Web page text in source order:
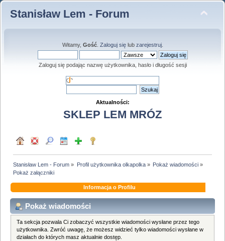
Stanisław Lem - Forum
Witamy, Gość. Zaloguj sięlub zarejestruj.
Zaloguj się podając nazwę użytkownika, hasło i długość sesji
Aktualności:
SKLEP LEM MRÓZ
Stanisław Lem - Forum » Profil użytkownika olkapolka» Pokaż wiadomości»
Pokaż załączniki
Informacja o Profilu
Pokaż wiadomości
Ta sekcja pozwala Ci zobaczyć wszystkie wiadomości wysłane przez tego
użytkownika. Zwróć uwagę, że możesz widzieć tylko wiadomości wysłane w
działach do których masz aktualnie dostęp.